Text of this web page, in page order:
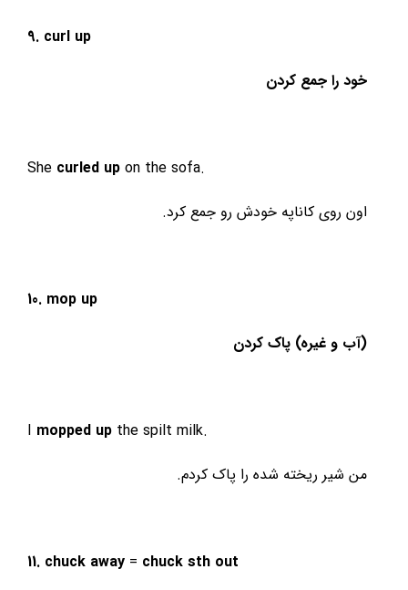
9. curl up
خود را جمع کردن
She curled up on the sofa.
اون روی کاناپه خودش رو جمع کرد.
10. mop up
(آب و غیره) پاک کردن
I mopped up the spilt milk.
من شیر ریخته شده را پاک کردم.
11. chuck away = chuck sth out